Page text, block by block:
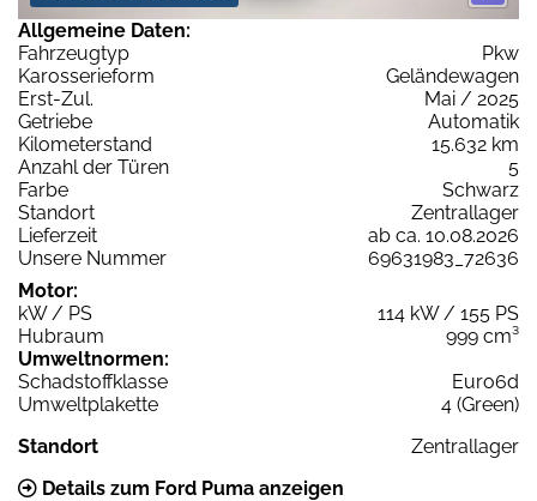
Allgemeine Daten:
Fahrzeugtyp
Pkw
Karosserieform
Geländewagen
Erst-Zul.
Mai / 2025
Getriebe
Automatik
Kilometerstand
15.632 km
Anzahl der Türen
5
Farbe
Schwarz
Standort
Zentrallager
Lieferzeit
ab ca. 10.08.2026
Unsere Nummer
69631983_72636
Motor:
kW / PS
114 kW / 155 PS
Hubraum
999 cm³
Umweltnormen:
Schadstoffklasse
Euro6d
Umweltplakette
4 (Green)
Standort
Zentrallager
Details zum Ford Puma anzeigen